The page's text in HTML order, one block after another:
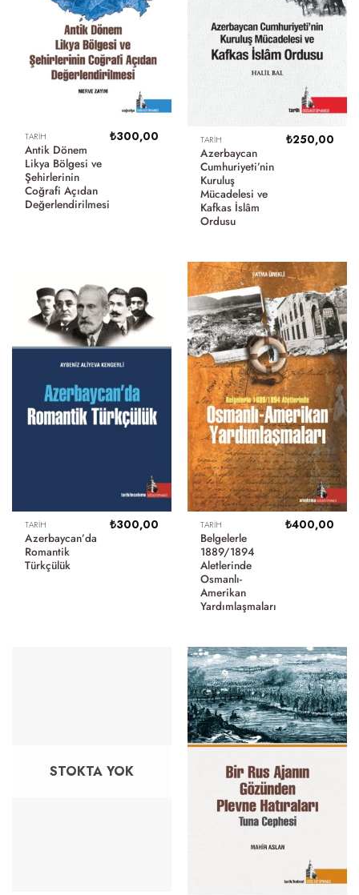
TARIH
Antik Dönem
Likya Bölgesi ve
Şehirlerinin
Coğrafi Açıdan
Değerlendirilmesi
₺300,00 TARIH
Azerbaycan
Cumhuriyeti’nin
Kuruluş
Mücadelesi ve
Kafkas İslâm
Ordusu
₺250,00
TARIH
Azerbaycan’da
Romantik
Türkçülük
₺300,00 TARIH
Belgelerle
1889/1894
Aletlerinde
Osmanlı-
Amerikan
Yardımlaşmaları
₺400,00
STOKTA YOK